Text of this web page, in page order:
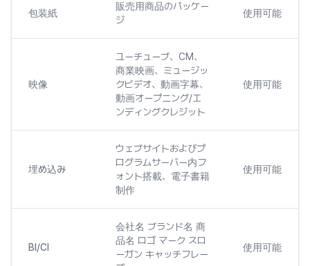
包装紙
販売用商品のパッケー
ジ
使用可能
映像
ユーチューブ、CM、
商業映画、ミュージッ
クビデオ、動画字幕、
動画オープニング/エ
ンディングクレジット
使用可能
埋め込み
ウェブサイトおよびプ
ログラムサーバー内フ
ォント搭載、電子書籍
制作
使用可能
BI/CI
会社名 ブランド名 商
品名 ロゴ マーク スロ
ーガン キャッチフレー
使用可能